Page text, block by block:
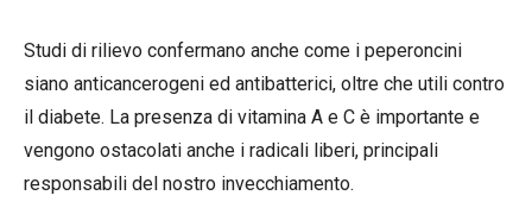
Studi di rilievo confermano anche come i peperoncini
siano anticancerogeni ed antibatterici, oltre che utili contro
il diabete. La presenza di vitamina A e C è importante e
vengono ostacolati anche i radicali liberi, principali
responsabili del nostro invecchiamento.